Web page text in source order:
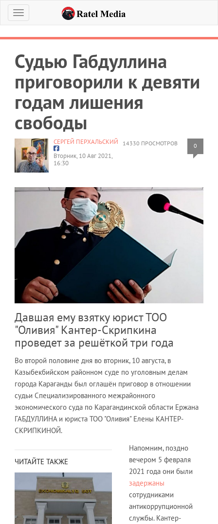
Меню
Судью Габдуллина
приговорили к девяти
годам лишения
свободы
14330 ПРОСМОТРОВ 0
СЕРГЕЙ ПЕРХАЛЬСКИЙ
Вторник, 10 Авг 2021,
16:30
Давшая ему взятку юрист ТОО
"Оливия" Кантер-Скрипкина
проведет за решёткой три года
Во второй половине дня во вторник, 10 августа, в
Казыбекбийском районном суде по уголовным делам
города Караганды был оглашён приговор в отношении
судьи Специализированного межрайонного
экономического суда по Карагандинской области Ержана
ГАБДУЛЛИНА и юриста ТОО "Оливия" Елены КАНТЕР-
СКРИПКИНОЙ.
ЧИТАЙТЕ ТАКЖЕ
Напомним, поздно
вечером 5 февраля
2021 года они были
задержаны
сотрудниками
антикоррупционной
службы. Кантер-